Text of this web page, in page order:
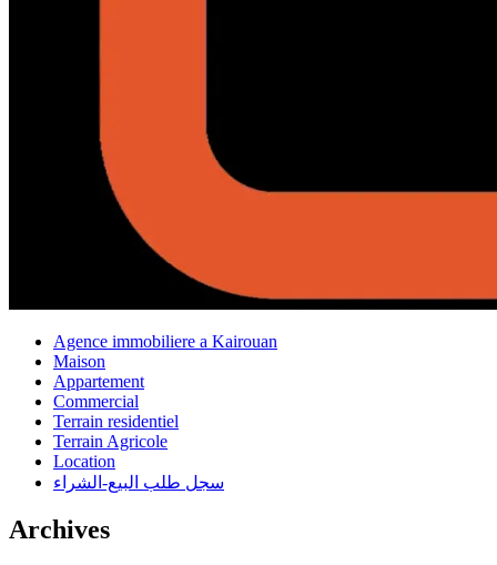
Agence immobiliere a Kairouan
Maison
Appartement
Commercial
Terrain residentiel
Terrain Agricole
Location
سجل طلب البيع-الشراء
Archives